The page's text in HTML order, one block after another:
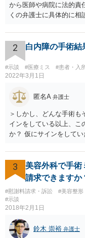
から医師や病院に法的責
くの弁護士に具体的に相
2 白内障の手術結
#示談 #医療ミス #患者・入
2022年3月1日
匿名A 弁護士
＞しかし、どんな手術
インをしている以上、こ
か？ 仮にサインをして
眼が悪化することがある
な場合」には、請求す
3
美容外科で手術
請求できますか
#慰謝料請求・訴訟 #美容整形
#示談
2018年2月1日
鈴木 崇裕 弁護士